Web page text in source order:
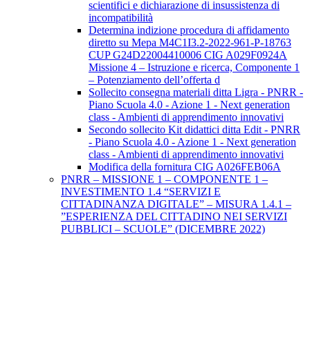
scientifici e dichiarazione di insussistenza di
incompatibilità
Determina indizione procedura di affidamento
diretto su Mepa M4C1I3.2-2022-961-P-18763
CUP G24D22004410006 CIG A029F0924A
Missione 4 – Istruzione e ricerca, Componente 1
– Potenziamento dell’offerta d
Sollecito consegna materiali ditta Ligra - PNRR -
Piano Scuola 4.0 - Azione 1 - Next generation
class - Ambienti di apprendimento innovativi
Secondo sollecito Kit didattici ditta Edit - PNRR
- Piano Scuola 4.0 - Azione 1 - Next generation
class - Ambienti di apprendimento innovativi
Modifica della fornitura CIG A026FEB06A
PNRR – MISSIONE 1 – COMPONENTE 1 –
INVESTIMENTO 1.4 “SERVIZI E
CITTADINANZA DIGITALE” – MISURA 1.4.1 –
”ESPERIENZA DEL CITTADINO NEI SERVIZI
PUBBLICI – SCUOLE” (DICEMBRE 2022)